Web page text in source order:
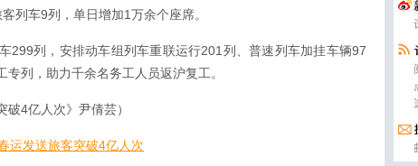
列车9列，单日增加1万余个座席。
299列，安排动车组列车重联运行201列、普速列车加挂车辆97
列，助力千余名务工人员返沪复工。
破4亿人次》尹倩芸）
运发送旅客突破4亿人次